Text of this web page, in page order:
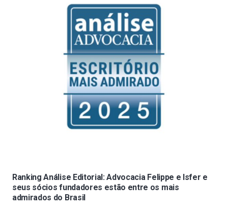
Ranking Análise Editorial: Advocacia Felippe e Isfer e
seus sócios fundadores estão entre os mais
admirados do Brasil